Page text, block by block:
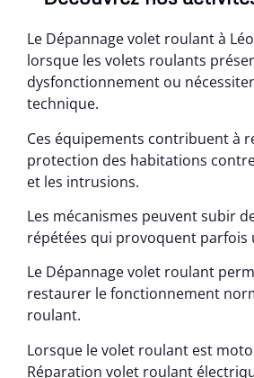
Le Dépannage volet roulant à
lorsque les volets roulants
dysfonctionnement ou
technique.
Ces équipements contribuent à
protection des habitations
et les intrusions.
Les mécanismes peuvent subir
répétées qui provoquent parfois
Le Dépannage volet roulant
restaurer le fonctionnement
roulant.
Lorsque le volet roulant est
Réparation volet roulant